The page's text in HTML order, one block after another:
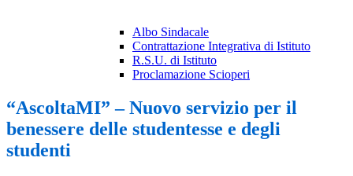
Albo Sindacale
Contrattazione Integrativa di Istituto
R.S.U. di Istituto
Proclamazione Scioperi
“AscoltaMI” – Nuovo servizio per il
benessere delle studentesse e degli
studenti